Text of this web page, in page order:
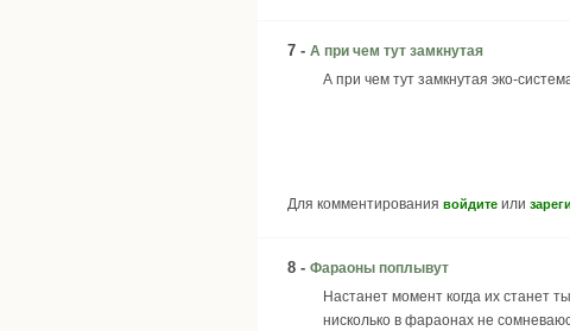
7 - А при чем тут замкнутая
А при чем тут замкнутая эко-
Для комментирования войдите или
8 - Фараоны поплывут
Настанет момент когда их станет
нисколько в фараонах не